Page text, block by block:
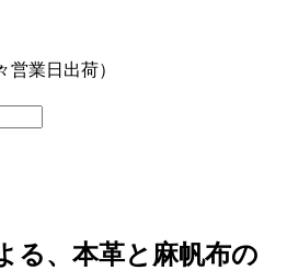
営業日出荷）
る、本革と麻帆布の